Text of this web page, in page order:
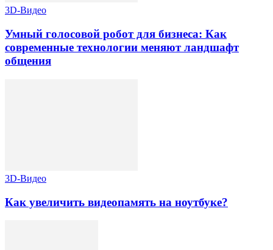
3D-Видео
Умный голосовой робот для бизнеса: Как
современные технологии меняют ландшафт
общения
3D-Видео
Как увеличить видеопамять на ноутбуке?